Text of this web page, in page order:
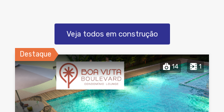
Veja todos em construção
Destaque
14 1